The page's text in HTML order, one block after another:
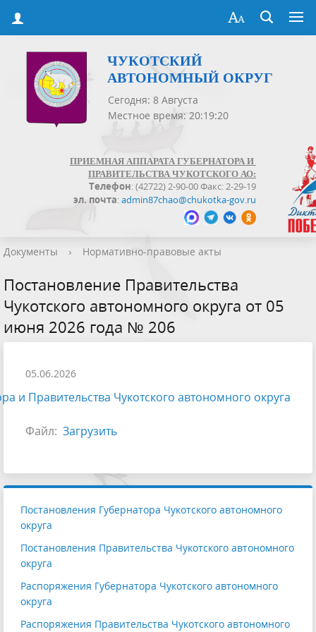
ЧУКОТСКИЙ
АВТОНОМНЫЙ ОКРУГ
Сегодня: 8 Августа
Местное время: 20:19:20
ПРИЕМНАЯ АППАРАТА ГУБЕРНАТОРА И
ПРАВИТЕЛЬСТВА ЧУКОТСКОГО АО:
Телефон: (42722) 2-90-00 Факс: 2-29-19
эл. почта:admin87chao@chukotka-gov.ru
Документы › Нормативно-правовые акты
Постановление Правительства
Чукотского автономного округа от 05
июня 2026 года № 206
05.06.2026
и Правительства Чукотского автономного округа
Файл: Загрузить
Постановления Губернатора Чукотского автономного
округа
Постановления Правительства Чукотского автономного
округа
Распоряжения Губернатора Чукотского автономного
округа
Распоряжения Правительства Чукотского автономного